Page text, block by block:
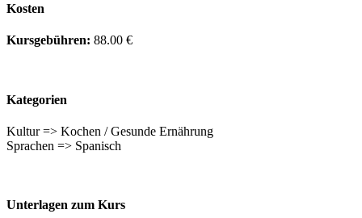
Kosten
Kursgebühren: 88.00 €
Kategorien
Kultur => Kochen / Gesunde Ernährung
Sprachen => Spanisch
Unterlagen zum Kurs